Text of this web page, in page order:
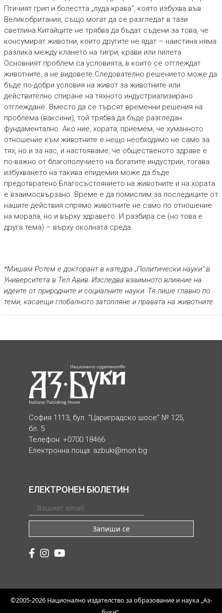
Птичият грип и болестта „луда крава“, която избухва във
Великобритания, също могат да се разгледат в тази
светлина.Китайците не трябва да бъдат съдени за това, че
консумират животни, които другите не ядат – наистина няма
разлика между клането на тигри, крави или пилета.
Основният проблем са условията, в които се отглеждат
животните, а не видовете.Следователно решението може да
бъде по-добри условия на живот за животните или
действително спиране на тяхното индустриализирано
отглеждане. Вместо да се търсят временни решения на
проблема (ваксини), той трябва да бъде разгледан
фундаментално. Ако ние, хората, приемем, че хуманното
отношение към животните е нещо необходимо не само за
тях, но и за нас, и настояваме, че общественото здраве е
по-важно от благополучието на богатите индустрии, тогава
избухването на такива епидемии може да бъде
предотвратено.Благосъстоянието на животните и на хората
е взаимосвързано. Време е да помислим за последиците от
нашите действия спрямо животните не само по отношение
на морала, но и върху здравето. И разбира се (но това е
друга тема) – върху околната среда.
*Мишам Ротем е докторант в катедра „Политически науки“ в
Университета в Тел Авив. Изследва взаимното влияние на
идеите от природните и социалните науки. Тя пише главно по
теми, касаещи глобалното затопляне и правата на животните.
София 1113, бул. “Цариградско шосе” № 125,
бл. 5
Телефон: +0700 18466
Електронна поща: azbuki@mon.bg
ЕЛЕКТРОНЕН БЮЛЕТИН
Запиши се
©2005-2026 Национално издателство за образование и наука „Аз-